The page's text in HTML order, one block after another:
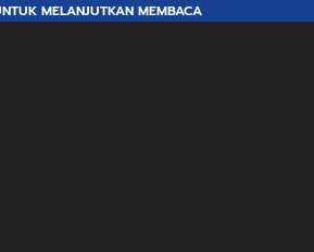
MELANJUTKAN MEMBACA